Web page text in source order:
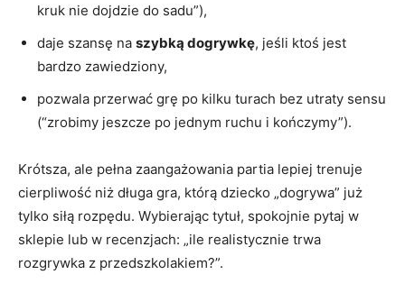
kruk nie dojdzie do sadu”),
daje szansę na szybką dogrywkę, jeśli ktoś jest
bardzo zawiedziony,
pozwala przerwać grę po kilku turach bez utraty sensu
(“zrobimy jeszcze po jednym ruchu i kończymy”).
Krótsza, ale pełna zaangażowania partia lepiej trenuje
cierpliwość niż długa gra, którą dziecko „dogrywa” już
tylko siłą rozpędu. Wybierając tytuł, spokojnie pytaj w
sklepie lub w recenzjach: „ile realistycznie trwa
rozgrywka z przedszkolakiem?”.